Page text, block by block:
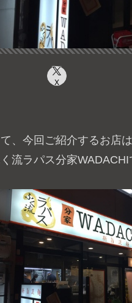
X
、今回ご紹介するお店は
流ラパス分家WADACHI